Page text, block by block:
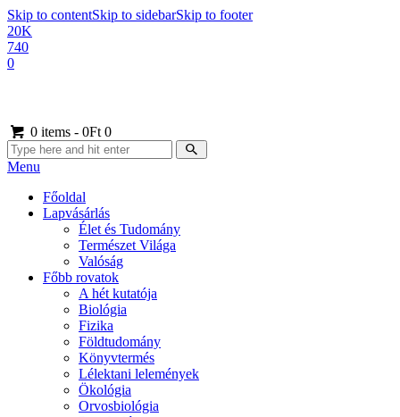
Skip to contentSkip to sidebarSkip to footer
20K
740
0
0 items - 0Ft 0
Menu
Főoldal
Lapvásárlás
Élet és Tudomány
Természet Világa
Valóság
Főbb rovatok
A hét kutatója
Biológia
Fizika
Földtudomány
Könyvtermés
Lélektani lelemények
Ökológia
Orvosbiológia